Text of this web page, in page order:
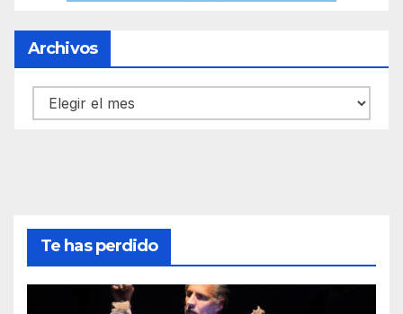
Archivos
Archivos
Te has perdido